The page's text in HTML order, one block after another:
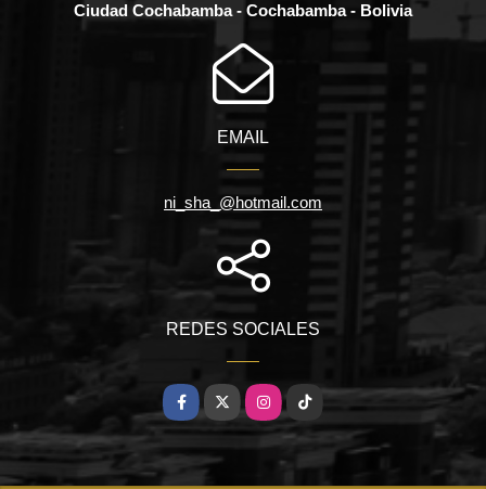
Ciudad Cochabamba - Cochabamba - Bolivia
EMAIL
ni_sha_@hotmail.com
REDES SOCIALES
Facebook
X InstagramTikTok